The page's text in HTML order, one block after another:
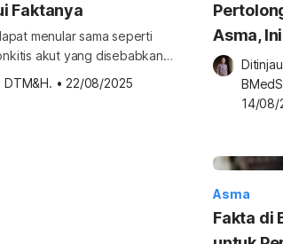
Faktanya
menular sama seperti
akut yang disebabkan
dari penderitanya ke orang
bagaimana dengan asma?
DTM&H. • 22/08/2025
Asma,
14/08/
Asma
Fakta di